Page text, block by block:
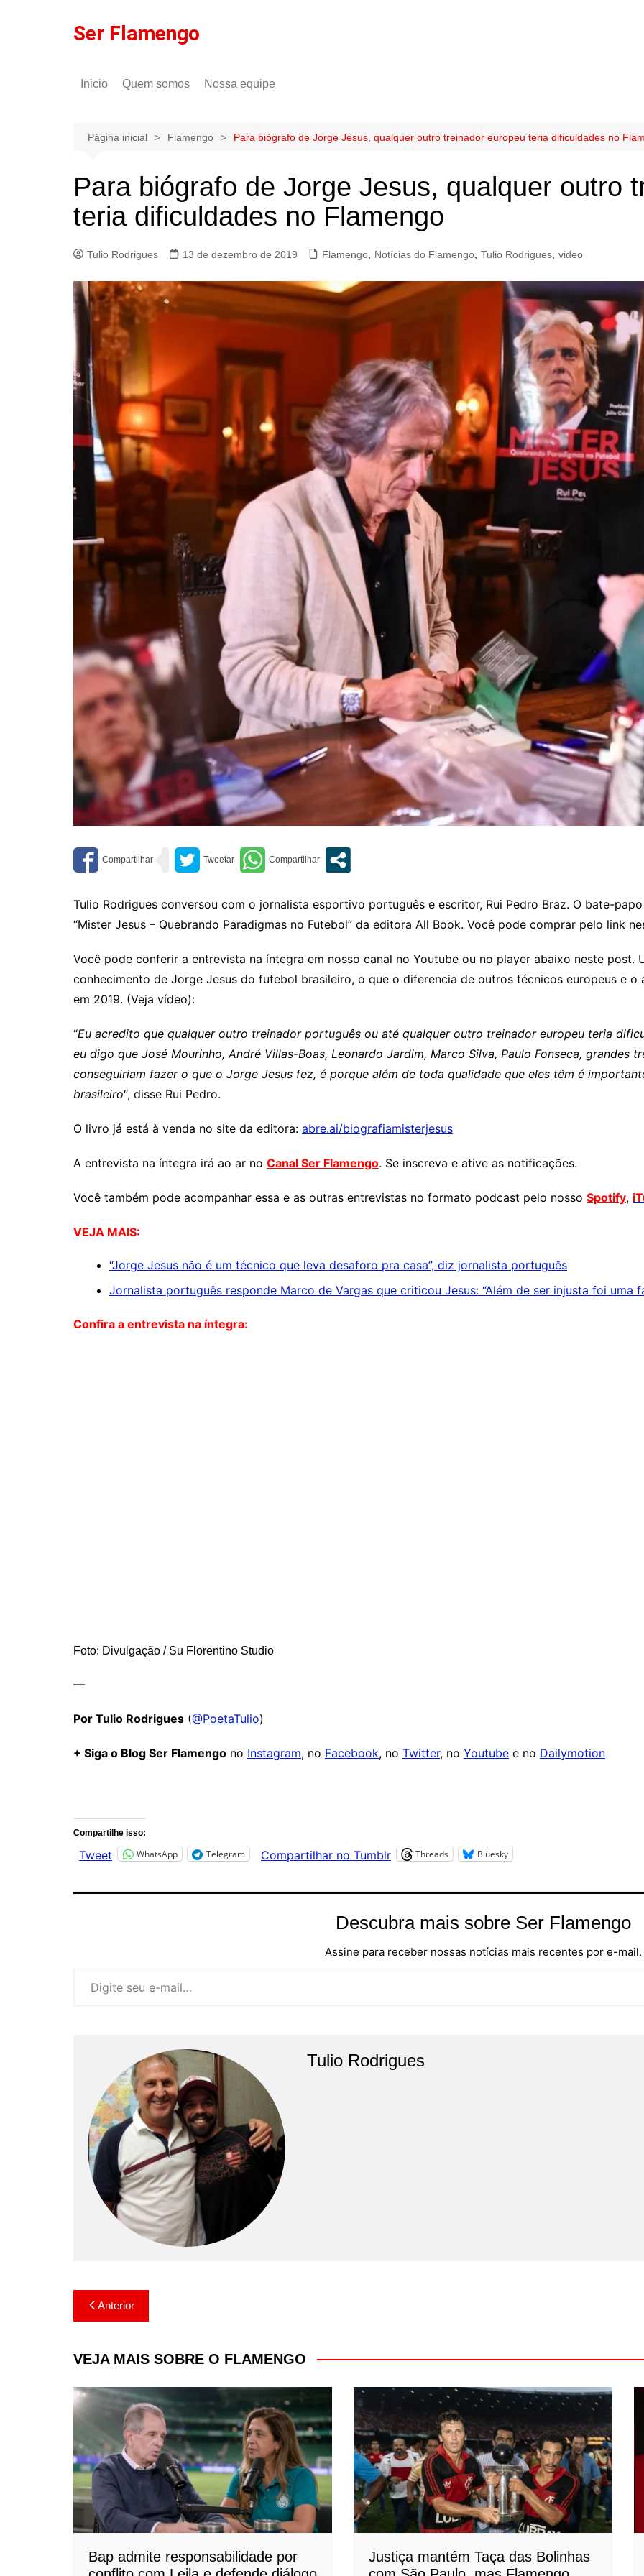
Ser Flamengo
Inicio Quem somos
Política de privacidade
Nossa equipe
Gilson Lima
Página inicial Flamengo Para biógrafo de Jorge Jesus, qualquer outro treinador europeu teria dificuldades no
Para biógrafo de Jorge Jesus, qualquer outro
teria dificuldades no Flamengo
Tulio Rodrigues 13 de dezembro de 2019 Flamengo Notícias do Flamengo Tulio Rodrigues video
Tulio Rodrigues conversou com o jornalista esportivo português e escritor, Rui Pedro Braz. O bate-
“Mister Jesus – Quebrando Paradigmas no Futebol” da editora All Book. Você pode comprar pelo link
Você pode conferir a entrevista na íntegra em nosso canal no Youtube ou no player abaixo neste post.
conhecimento de Jorge Jesus do futebol brasileiro, o que o diferencia de outros técnicos europeus e o
em 2019. (Veja vídeo):
“Eu acredito que qualquer outro treinador português ou até qualquer outro treinador europeu teria
eu digo que José Mourinho, André Villas-Boas, Leonardo Jardim, Marco Silva, Paulo Fonseca, grandes
conseguiriam fazer o que o Jorge Jesus fez, é porque além de toda qualidade que eles têm é
brasileiro“, disse Rui Pedro.
O livro já está à venda no site da editora: abre.ai/biografiamisterjesus
A entrevista na íntegra irá ao ar no Canal Ser Flamengo. Se inscreva e ative as notificações.
Você também pode acompanhar essa e as outras entrevistas no formato podcast pelo nosso Spotify,
VEJA MAIS:
“Jorge Jesus não é um técnico que leva desaforo pra casa”, diz jornalista português
Jornalista português responde Marco de Vargas que criticou Jesus: “Além de ser injusta foi uma
Confira a entrevista na íntegra:
Foto: Divulgação / Su Florentino Studio
—
Por Tulio Rodrigues (@PoetaTulio)
+ Siga o Blog Ser Flamengo no Instagram, no Facebook, no Twitter, no Youtube e no Dailymotion
Compartilhe isso:
Tweet WhatsApp Telegram Compartilhar no Tumblr Threads Bluesky
Descubra mais sobre Ser Flamengo
Assine para receber nossas notícias mais recentes por e-mail.
Tulio Rodrigues
Navegação
de
Post
Anterior
VEJA MAIS SOBRE O FLAMENGO
Bap admite responsabilidade por
Justiça mantém Taça das Bolinhas